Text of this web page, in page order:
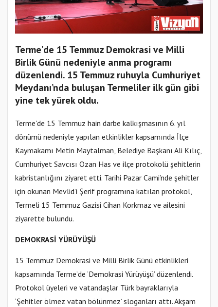
Terme'de 15 Temmuz Demokrasi ve Milli
Birlik Günü nedeniyle anma programı
düzenlendi. 15 Temmuz ruhuyla Cumhuriyet
Meydanı’nda buluşan Termeliler ilk gün gibi
yine tek yürek oldu.
Terme'de 15 Temmuz hain darbe kalkışmasının 6. yıl
dönümü nedeniyle yapılan etkinlikler kapsamında İlçe
Kaymakamı Metin Maytalman, Belediye Başkanı Ali Kılıç,
Cumhuriyet Savcısı Ozan Has ve ilçe protokolü şehitlerin
kabristanlığını ziyaret etti. Tarihi Pazar Cami’nde şehitler
için okunan Mevlid’i Şerif programına katılan protokol,
Termeli 15 Temmuz Gazisi Cihan Korkmaz ve ailesini
ziyarette bulundu.
DEMOKRASİ YÜRÜYÜŞÜ
15 Temmuz Demokrasi ve Milli Birlik Günü etkinlikleri
kapsamında Terme’de ‘Demokrasi Yürüyüşü’ düzenlendi.
Protokol üyeleri ve vatandaşlar Türk bayraklarıyla
‘Şehitler ölmez vatan bölünmez’ sloganları attı. Akşam